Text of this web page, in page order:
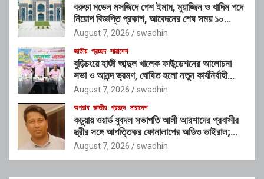
বরুড়া মডেল মসজিদে পেশ ইমাম, মুয়াজ্জিন ও খাদিম পদে
নিয়োগ বিজ্ঞপ্তি প্রকাশ, আবেদনের শেষ সময় ১০
আগস্ট
August 7, 2026 swadhin
জাতীয় প্রচ্ছদ সারাদেশ
বুড়িচংয়ে হাজী আব্দুল খালেক ফাউন্ডেশনের আলোচনা
সভা ও আনন্দ ভ্রমণ, ঘোষিত হলো নতুন কার্যনির্বাহী
কমিটি
August 7, 2026 swadhin
অপরাধ জাতীয় প্রচ্ছদ সারাদেশ
কচুয়ায় ওয়ার্ড যুবদল সভাপতি আলী আরশাদের প্রবাসীর
স্ত্রীর সঙ্গে আপত্তিকর ফোনালাপের অডিও ভাইরাল;
শাস্তির দাবি এলাকাবাসীর
August 7, 2026 swadhin